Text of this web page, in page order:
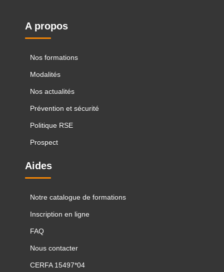
A propos
Nos formations
Modalités
Nos actualités
Prévention et sécurité
Politique RSE
Prospect
Aides
Notre catalogue de formations
Inscription en ligne
FAQ
Nous contacter
CERFA 15497*04